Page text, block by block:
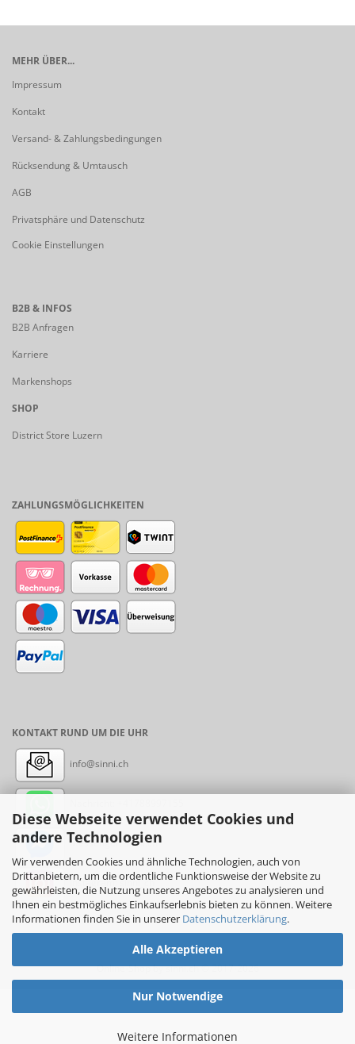
Diese Webseite verwendet Cookies und
andere Technologien
Wir verwenden Cookies und ähnliche Technologien, auch von
Drittanbietern, um die ordentliche Funktionsweise der Website zu
gewährleisten, die Nutzung unseres Angebotes zu analysieren und
Ihnen ein bestmögliches Einkaufserlebnis bieten zu können. Weitere
Informationen finden Sie in unserer Datenschutzerklärung.
Alle Akzeptieren
Nur Notwendige
Weitere Informationen
MEHR ÜBER...
Impressum
Kontakt
Versand- & Zahlungsbedingungen
Rücksendung & Umtausch
AGB
Privatsphäre und Datenschutz
Cookie Einstellungen
B2B & INFOS
B2B Anfragen
Karriere
Markenshops
SHOP
District Store Luzern
ZAHLUNGSMÖGLICHKEITEN
KONTAKT RUND UM DIE UHR
info@sinni.ch
Messenger: sinni.ch
Instagram: sinni_ch
Online-Shopby sinni.ch © 2017-2026